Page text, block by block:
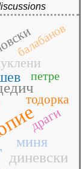
диневски
миня
драги
тодорка
балабанов
петре